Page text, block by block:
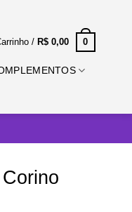
/ R$0,00 0